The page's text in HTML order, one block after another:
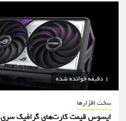
1 دقیقه خوانده شده
سخت افزارها
ایسوس قیمت کارت‌های گرافیک سری RTX 50 را افزایش داد